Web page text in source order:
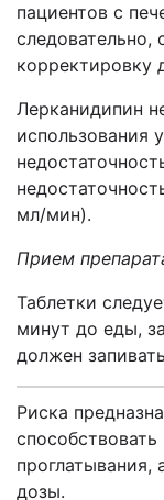
пациентов с
следовательно,
корректировку
Лерканидипин
использования
мл/мин).
Прием
Таблетки
минут до еды,
должен
Риска
проглатывания,
дозы.